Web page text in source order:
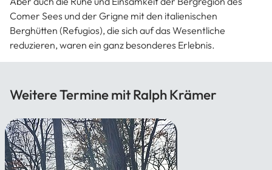
Comer Sees und der Grigne mit den italienischen
Berghütten (Refugios), die sich auf das Wesentliche
reduzieren, waren ein ganz besonderes Erlebnis.
Weitere Termine mit Ralph Krämer